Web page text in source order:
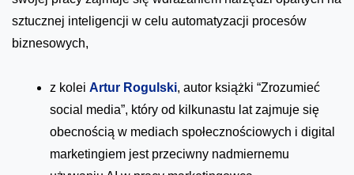
sztucznej inteligencji w celu automatyzacji procesów
biznesowych,
z kolei Artur Rogulski, autor książki “Zrozumieć
social media”, który od kilkunastu lat zajmuje się
obecnością w mediach społecznościowych i digital
marketingiem jest przeciwny nadmiernemu